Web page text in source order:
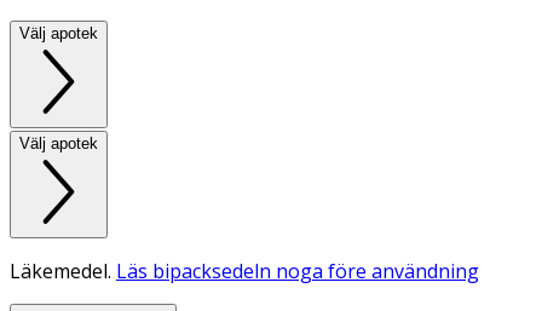
Välj apotek
Välj apotek
Läkemedel. Läs bipacksedeln noga före användning